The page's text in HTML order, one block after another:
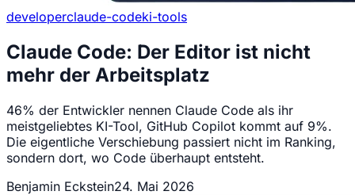
developerclaude-codeki-tools
Claude Code: Der Editor ist nicht
mehr der Arbeitsplatz
46% der Entwickler nennen Claude Code als ihr
meistgeliebtes KI-Tool, GitHub Copilot kommt auf 9%.
Die eigentliche Verschiebung passiert nicht im Ranking,
sondern dort, wo Code überhaupt entsteht.
Benjamin Eckstein24. Mai 2026